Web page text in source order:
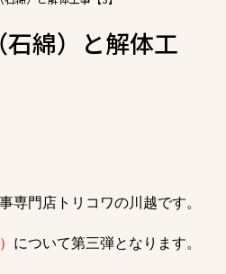
綿）と解体工
専門店トリコワの川越です。
について第三弾となります。